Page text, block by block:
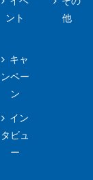
ント
キャ
ンペー
ン
イン
タビュ
ー
他